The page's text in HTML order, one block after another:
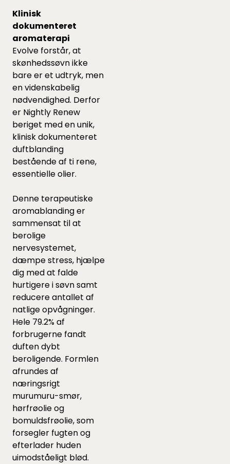
Klinisk
dokumenteret
aromaterapi
Evolve forstår, at
skønhedssøvn ikke
bare er et udtryk, men
en videnskabelig
nødvendighed. Derfor
er Nightly Renew
beriget med en unik,
klinisk dokumenteret
duftblanding
bestående af ti rene,
essentielle olier.
Denne terapeutiske
aromablanding er
sammensat til at
berolige
nervesystemet,
dæmpe stress, hjælpe
dig med at falde
hurtigere i søvn samt
reducere antallet af
natlige opvågninger.
Hele 79.2% af
forbrugerne fandt
duften dybt
beroligende. Formlen
afrundes af
næringsrigt
murumuru-smør,
hørfrøolie og
bomuldsfrøolie, som
forsegler fugten og
efterlader huden
uimodståeligt blød.